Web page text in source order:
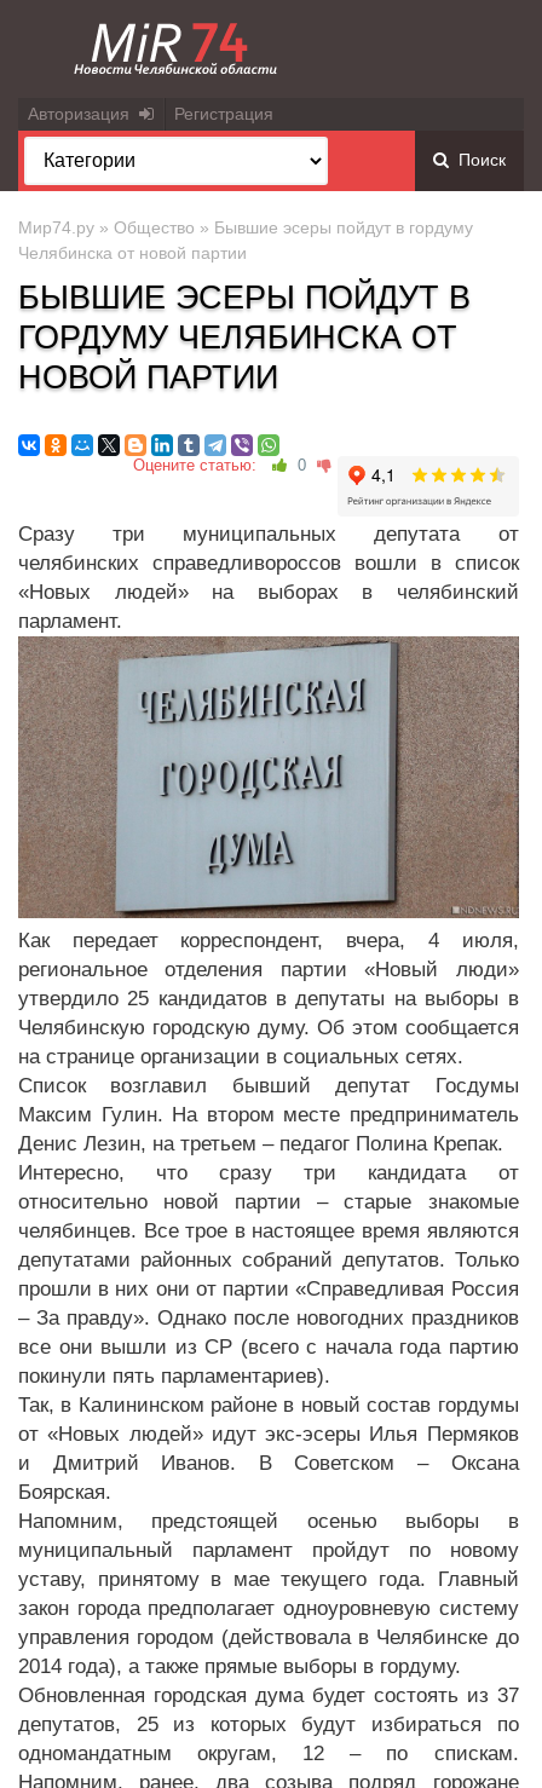
Авторизация Регистрация
Поиск
Мир74.ру » Общество » Бывшие эсеры пойдут в гордуму
Челябинска от новой партии
БЫВШИЕ ЭСЕРЫ ПОЙДУТ В
ГОРДУМУ ЧЕЛЯБИНСКА ОТ
НОВОЙ ПАРТИИ
Оцените статью: 0
Сразу три муниципальных депутата от
челябинских справедливороссов вошли в список
«Новых людей» на выборах в челябинский
парламент.
Как передает корреспондент, вчера, 4 июля,
региональное отделения партии «Новый люди»
утвердило 25 кандидатов в депутаты на выборы в
Челябинскую городскую думу. Об этом сообщается
на странице организации в социальных сетях.
Список возглавил бывший депутат Госдумы
Максим Гулин. На втором месте предприниматель
Денис Лезин, на третьем – педагог Полина Крепак.
Интересно, что сразу три кандидата от
относительно новой партии – старые знакомые
челябинцев. Все трое в настоящее время являются
депутатами районных собраний депутатов. Только
прошли в них они от партии «Справедливая Россия
– За правду». Однако после новогодних праздников
все они вышли из СР (всего с начала года партию
покинули пять парламентариев).
Так, в Калининском районе в новый состав гордумы
от «Новых людей» идут экс-эсеры Илья Пермяков
и Дмитрий Иванов. В Советском – Оксана
Боярская.
Напомним, предстоящей осенью выборы в
муниципальный парламент пройдут по новому
уставу, принятому в мае текущего года. Главный
закон города предполагает одноуровневую систему
управления городом (действовала в Челябинске до
2014 года), а также прямые выборы в гордуму.
Обновленная городская дума будет состоять из 37
депутатов, 25 из которых будут избираться по
одномандатным округам, 12 – по спискам.
Напомним, ранее, два созыва подряд горожане